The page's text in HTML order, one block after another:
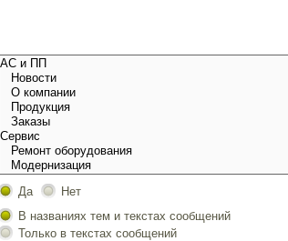
Да
Нет
В названиях тем и текстах сообщений
Только в текстах сообщений